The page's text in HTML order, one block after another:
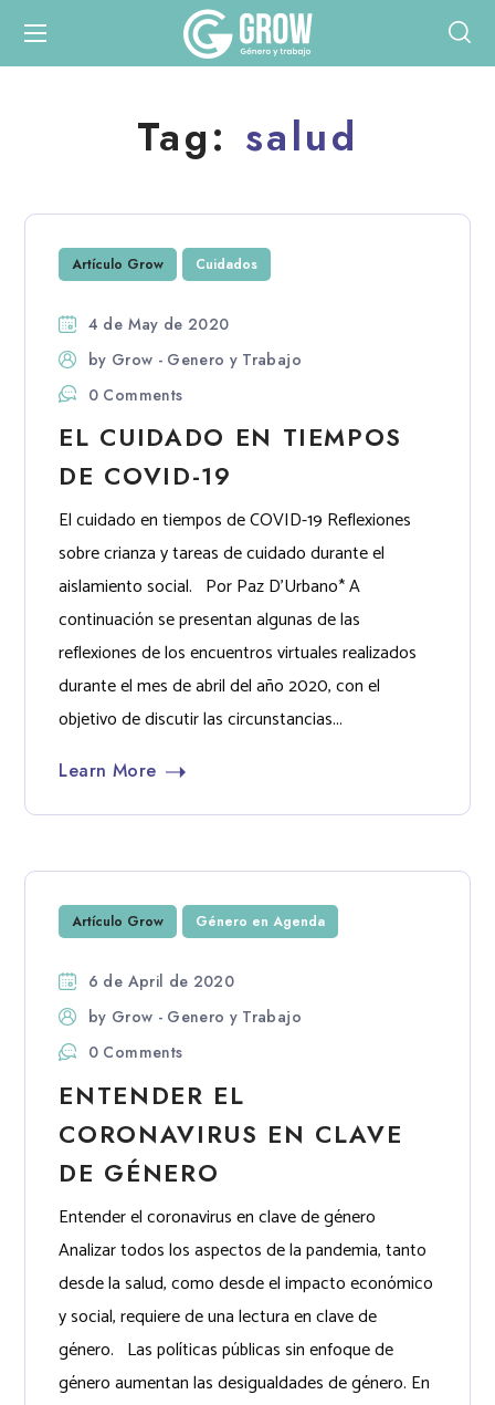
Tag: salud
Artículo Grow Cuidados
4 de May de 2020
by Grow - Genero y Trabajo
0 Comments
EL CUIDADO EN TIEMPOS
DE COVID-19
El cuidado en tiempos de COVID-19 Reflexiones
sobre crianza y tareas de cuidado durante el
aislamiento social. Por Paz D’Urbano* A
continuación se presentan algunas de las
reflexiones de los encuentros virtuales realizados
durante el mes de abril del año 2020, con el
objetivo de discutir las circunstancias...
Learn More
Artículo Grow Género en Agenda
6 de April de 2020
by Grow - Genero y Trabajo
0 Comments
ENTENDER EL
CORONAVIRUS EN CLAVE
DE GÉNERO
Entender el coronavirus en clave de género
Analizar todos los aspectos de la pandemia, tanto
desde la salud, como desde el impacto económico
y social, requiere de una lectura en clave de
género. Las políticas públicas sin enfoque de
género aumentan las desigualdades de género. En